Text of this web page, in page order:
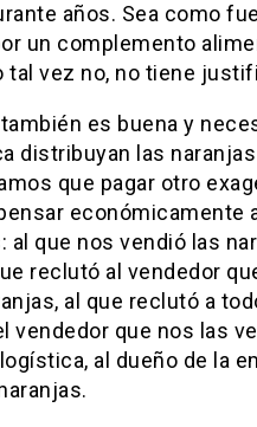
años. Sea como
un complemento
tal vez no, no tiene
es buena y
distribuyan las
que pagar otro
económicamente
al que nos vendió las
reclutó al vendedor
al que reclutó a
vendedor que nos las
al dueño de la